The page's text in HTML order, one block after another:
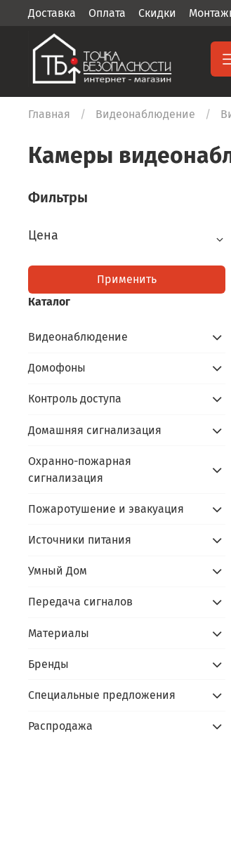
Доставка Оплата Скидки
Главная Видеонаблюдение
Камеры
Фильтры
Цена
Применить
Каталог
Видеонаблюдение
Домофоны
Контроль доступа
Домашняя сигнализация
Охранно-пожарная
сигнализация
Пожаротушение и эвакуация
Источники питания
Умный Дом
Передача сигналов
Материалы
Бренды
Специальные предложения
Распродажа